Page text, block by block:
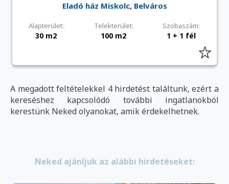
Eladó ház Miskolc, Belváros
Alapterület: Telekterület: Szobaszám:
30 m2 100 m2 1 + 1 fél
A megadott feltételekkel 4 hirdetést találtunk, ezért a
kereséshez kapcsolódó további ingatlanokból
kerestünk Neked olyanokat, amik érdekelhetnek.
Neked ajánljuk az alábbi hirdetéseket: